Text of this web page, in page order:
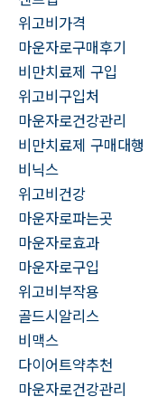
위고비가격
마운자로구매후기
비만치료제 구입
위고비구입처
마운자로건강관리
비만치료제 구매대행
비닉스
위고비건강
마운자로파는곳
마운자로효과
마운자로구입
위고비부작용
골드시알리스
비맥스
다이어트약추천
마운자로건강관리